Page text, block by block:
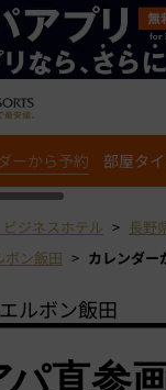
ーから予約 部屋タ
ビジネスホテル
長野
ボン飯田
カレンダー
ルボン飯田